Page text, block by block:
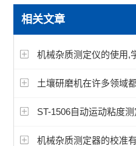
水质检测仪
发动机冷却液检测仪器
相关文章
机械杂质测定仪的使用,
土壤研磨机在许多领域
ST-1506自动运动粘度
机械杂质测定器的校准